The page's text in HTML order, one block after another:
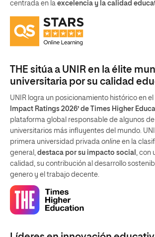
centrada en la excelencia y la calidad
THE sitúa a UNIR en la élite
universitaria por su calidad
UNIR logra un posicionamiento histórico en el
Impact Ratings 2026’ de Times Higher
plataforma global responsable de algunos
universitarios más influyentes del mundo.
primera universidad privada online en la
general, destaca por su impacto social
,
calidad, su contribución al desarrollo
genero y el trabajo decente.